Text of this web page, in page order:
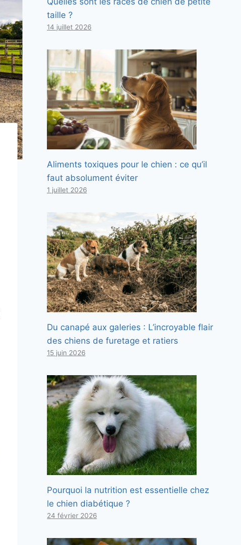
taille ?
14 juillet 2026
Aliments toxiques pour le chien : ce qu’il
faut absolument éviter
1 juillet 2026
Du canapé aux galeries : L’incroyable flair
des chiens de furetage et ratiers
15 juin 2026
Pourquoi la nutrition est essentielle chez
le chien diabétique ?
24 février 2026